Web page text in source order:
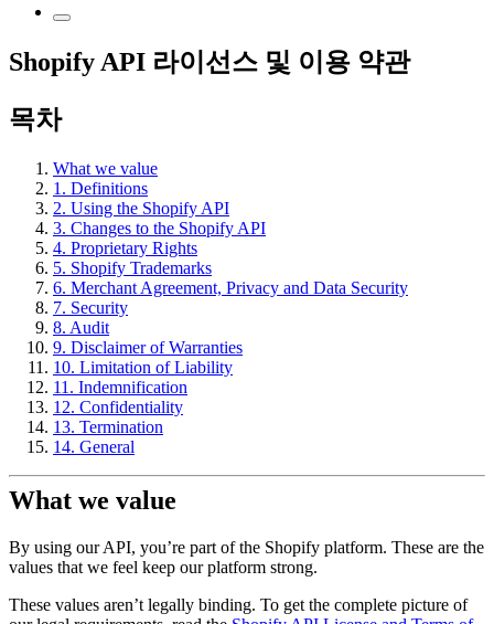
Shopify API 라이선스 및 이용 약관
목차
What we value
1. Definitions
2. Using the Shopify API
3. Changes to the Shopify API
4. Proprietary Rights
5. Shopify Trademarks
6. Merchant Agreement, Privacy and Data Security
7. Security
8. Audit
9. Disclaimer of Warranties
10. Limitation of Liability
11. Indemnification
12. Confidentiality
13. Termination
14. General
What we value
By using our API, you’re part of the Shopify platform. These are the
values that we feel keep our platform strong.
These values aren’t legally binding. To get the complete picture of